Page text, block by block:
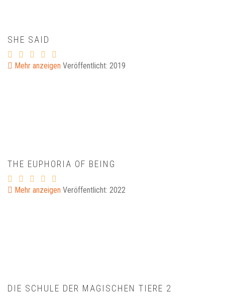
SHE SAID
Mehr anzeigen Veröffentlicht: 2019
THE EUPHORIA OF BEING
Mehr anzeigen Veröffentlicht: 2022
DIE SCHULE DER MAGISCHEN TIERE 2